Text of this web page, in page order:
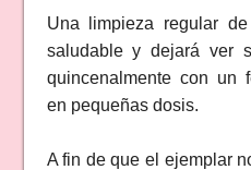
Una limpieza regular
saludable y dejará ver
quincenalmente con un
en pequeñas dosis.
A fin de que el ejemplar